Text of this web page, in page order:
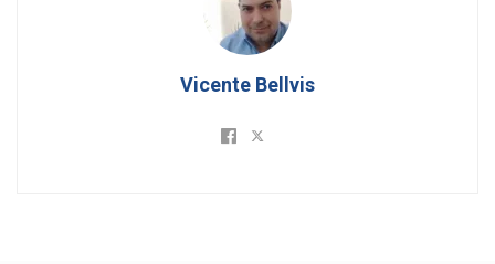
Vicente Bellvis